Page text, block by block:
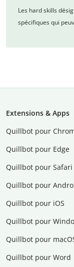
Les hard skills
spécifiques qui
Extensions & Apps
Quillbot pour
Quillbot pour Edge
Quillbot pour Safari
Quillbot pour
Quillbot pour iOS
Quillbot pour
Quillbot pour
Quillbot pour Word